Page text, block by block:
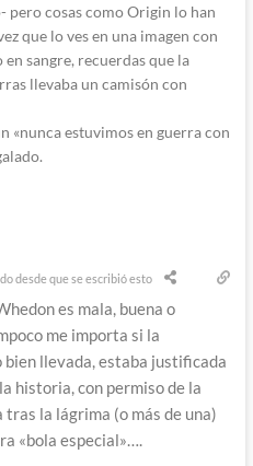
pero cosas como Origin lo han
que lo ves en una imagen con
sangre, recuerdas que la
llevaba un camisón con
«nunca estuvimos en guerra con
desde que se escribió esto
es mala, buena o
me importa si la
llevada, estaba justificada
historia, con permiso de la
la lágrima (o más de una)
«bola especial»….